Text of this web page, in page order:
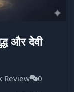
और देवी
Review 0